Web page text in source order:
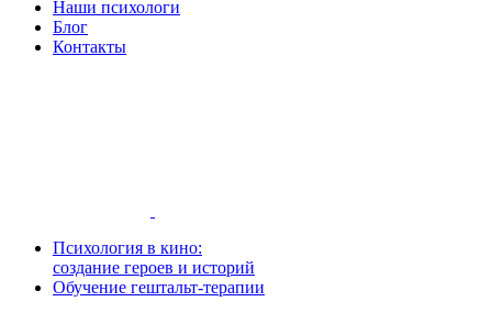
Наши психологи
Блог
Контакты
Психология в кино:
создание героев и историй
Обучение гештальт-терапии